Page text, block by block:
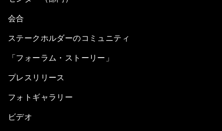
会合
ステークホルダーのコミュニティ
「フォーラム・ストーリー」
プレスリリース
フォトギャラリー
ビデオ